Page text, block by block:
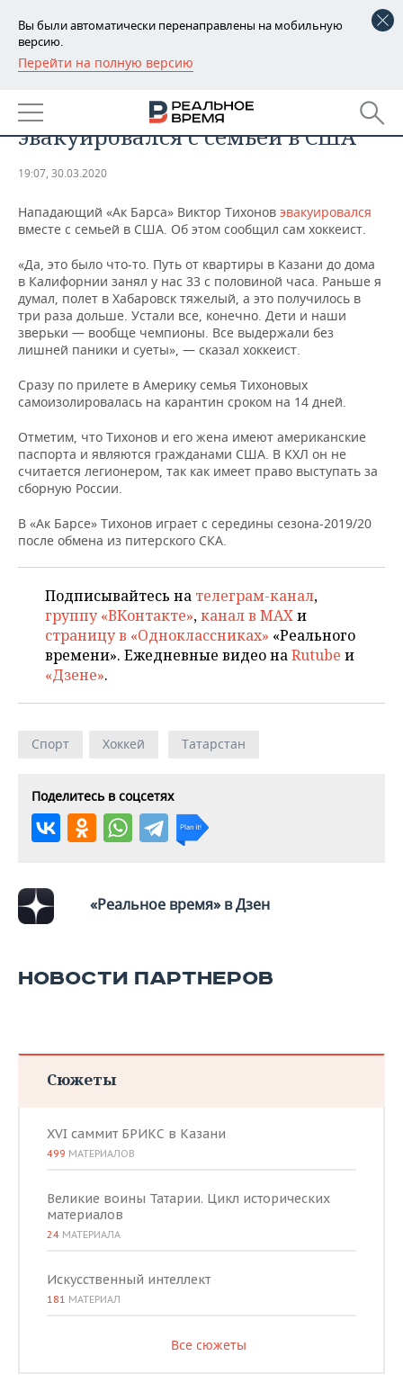
Вы были автоматически перенаправлены на мобильную
версию.
Перейти на полную версию
РЕГИОНЫ
БАШКОРТОСТАН
ТАТАРСТАН
НОВОСТИ
АНАЛИТИКА
ДЕКЛАРАЦИИ О ДОХОДАХ
КОРОЛИ ГОСЗАКАЗА ПФО
ВУЗЫ ТАТАРСТАНА
КОМУ ПРИНАДЛЕЖАТ
ТАТАРСТАНА
НОВОСТИ ЭКОНОМИКИ
ФИНАНСЫ
БАНКИ
БЮДЖЕТ
ИНВЕСТИЦИИ
ПРОМЫШЛЕННОСТЬ
НОВОСТИ
ПРОМЫШЛЕННОСТИ
АГРОПРОМ
НЕФТЕХИМИЯ
НЕФТЬ
ОПК
ЭНЕРГЕТИКА
НЕДВИЖИМОСТЬ
НОВОСТИ НЕДВИЖИМОСТИ
АВТО
НОВОСТИ АВТО
БИЗНЕС
НОВОСТИ БИЗНЕСА
РОЗНИЧНАЯ ТОРГОВЛЯ
ТРАНСПОРТ
УСЛУГИ
ТЕХНОЛОГИИ
НОВОСТИ ТЕХНОЛОГИЙ
IT
МЕДИА
МЕРОПРИЯТИЯ
НОВОСТИ МЕРОПРИЯТИЙ
ВЫЕЗДНАЯ РЕДАКЦИЯ
ONLINE-КОНФЕРЕНЦИИ
ОТКРЫТАЯ ЛЕКЦИЯ
СПОРТ
НОВОСТИ СПОРТА
ХОККЕЙ
БАСКЕТБОЛ
ВОЛЕЙБОЛ
ВОДНЫЕ ВИДЫ СПОРТА
ОБЩЕСТВО
ВЛАСТЬ
ИНФРАСТРУКТУРА
ИСТОРИЯ
ОБРАЗОВАНИЕ
СЮЖЕТЫ
СПРАВОЧНИК
СПИСОК ПЕРСОН
ПОЛНАЯ ВЕРСИЯ
Игрок «Ак Барса» Тихонов
эвакуировался с семьей в США
19:07, 30.03.2020
Нападающий «Ак Барса» Виктор Тихонов эвакуировался
вместе с семьей в США. Об этом сообщил сам хоккеист.
«Да, это было что-то. Путь от квартиры в Казани до дома
в Калифорнии занял у нас 33 с половиной часа. Раньше я
думал, полет в Хабаровск тяжелый, а это получилось в
три раза дольше. Устали все, конечно. Дети и наши
зверьки — вообще чемпионы. Все выдержали без
лишней паники и суеты», — сказал хоккеист.
Сразу по прилете в Америку семья Тихоновых
самоизолировалась на карантин сроком на 14 дней.
Отметим, что Тихонов и его жена имеют американские
паспорта и являются гражданами США. В КХЛ он не
считается легионером, так как имеет право выступать за
сборную России.
В «Ак Барсе» Тихонов играет с середины сезона-2019/20
после обмена из питерского СКА.
Подписывайтесь на телеграм-канал,
группу «ВКонтакте»,канал в MAXи
страницу в «Одноклассниках» «Реального
времени». Ежедневные видео наRutube и
«Дзене».
Спорт Хоккей Татарстан
Поделитесь в соцсетях
«Реальное время» в Дзен
НОВОСТИ ПАРТНЕРОВ
Сюжеты
XVI саммит БРИКС в Казани
499 МАТЕРИАЛОВ
Великие воины Татарии. Цикл исторических
материалов
24 МАТЕРИАЛА
Искусственный интеллект
181 МАТЕРИАЛ
Все сюжеты